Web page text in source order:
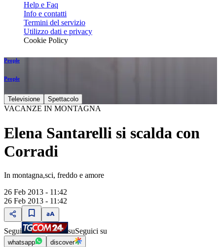
Help e Faq
Info e contatti
Termini del servizio
Utilizzo dati e privacy
Cookie Policy
People
People
Televisione Spettacolo
VACANZE IN MONTAGNA
Elena Santarelli si scalda con
Corradi
In montagna,sci, freddo e amore
26 Feb 2013 - 11:42
26 Feb 2013 - 11:42
Segui suSeguici su
whatsapp discover